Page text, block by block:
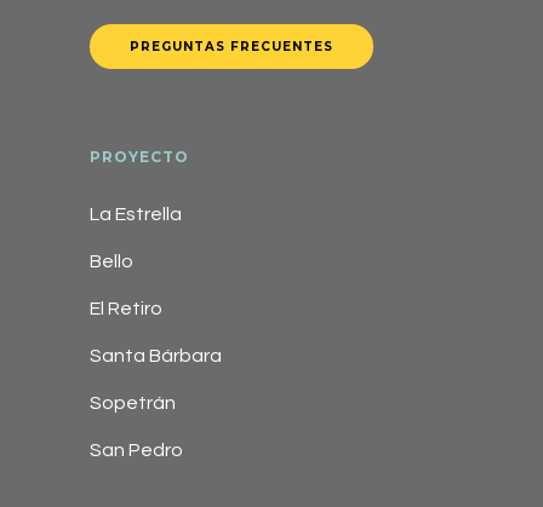
PREGUNTAS FRECUENTES
PROYECTO
La Estrella
Bello
El Retiro
Santa Bárbara
Sopetrán
San Pedro